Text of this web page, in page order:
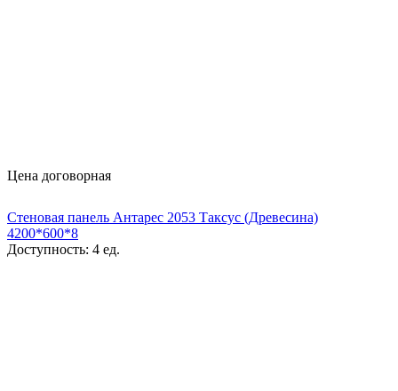
Цена договорная
Стеновая панель Антарес 2053 Таксус (Древесина)
4200*600*8
Доступность: 4 ед.